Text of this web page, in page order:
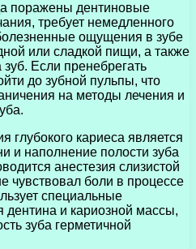
поражены дентиновые
требует немедленного
ощущения в зубе
или сладкой пищи, а также
Если пренебрегать
до зубной пульпы, что
на методы лечения и
кариеса является
и наполнение полости зуба
анестезия слизистой
чувствовал боли в процессе
специальные
дентина и кариозной массы,
зуба герметичной